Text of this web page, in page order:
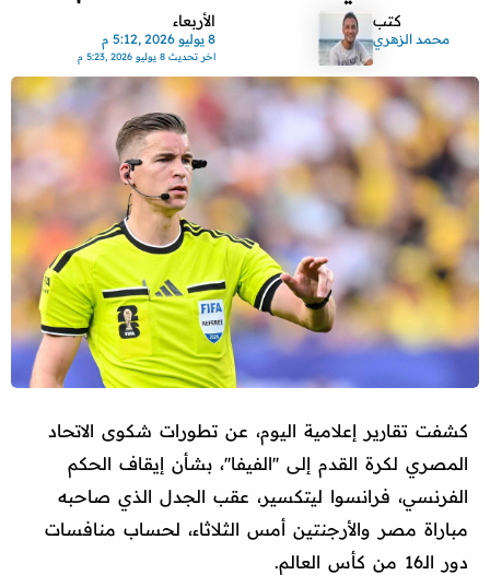
كتب
محمد الزهري
الأربعاء
8 يوليو 2026 ,5:12 م
اخر تحديث8 يوليو 2026 ,5:23 م
كشفت تقارير إعلامية اليوم، عن تطورات شكوى الاتحاد
المصري لكرة القدم إلى ''الفيفا''، بشأن إيقاف الحكم
الفرنسي، فرانسوا ليتكسير، عقب الجدل الذي صاحبه
مباراة مصر والأرجنتين أمس الثلاثاء، لحساب منافسات
دور الـ16 من كأس العالم.